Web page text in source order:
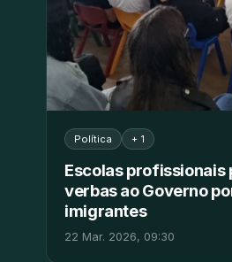
Política + 1
Escolas
verbas ao Governo
imigrantes
22 Mar. 2026, 09:30